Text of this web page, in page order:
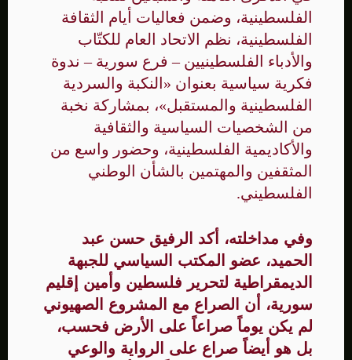
الفلسطينية، وضمن فعاليات أيام الثقافة
الفلسطينية، نظم الاتحاد العام للكتّاب
والأدباء الفلسطينيين – فرع سورية – ندوة
فكرية سياسية بعنوان «النكبة والسردية
الفلسطينية والمستقبل»، بمشاركة نخبة
من الشخصيات السياسية والثقافية
والأكاديمية الفلسطينية، وحضور واسع من
المثقفين والمهتمين بالشأن الوطني
الفلسطيني.
وفي مداخلته، أكد الرفيق حسن عبد
الحميد، عضو المكتب السياسي للجبهة
الديمقراطية لتحرير فلسطين وأمين إقليم
سورية، أن الصراع مع المشروع الصهيوني
لم يكن يوماً صراعاً على الأرض فحسب،
بل هو أيضاً صراع على الرواية والوعي